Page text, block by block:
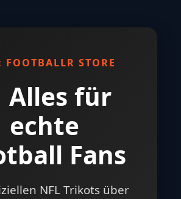
FOOTBALLR STORE
Alles für
echte
Fans
NFL Trikots über